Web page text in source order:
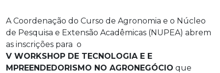
A Coordenação do Curso de Agronomia e o Núcleo
de Pesquisa e Extensão Acadêmicas (NUPEA) abrem
as inscrições para o
V WORKSHOP DE TECNOLOGIA E E
MPREENDEDORISMO NO AGRONEGÓCIO que